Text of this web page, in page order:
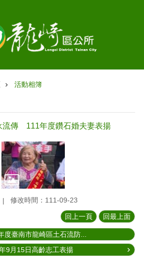
活動相簿
流傳 111年度鑽石婚夫妻表揚
修改時間：111-09-23
回上一頁 回最上面
度臺南市龍崎區土石流防...
9月15日高齡志工表揚